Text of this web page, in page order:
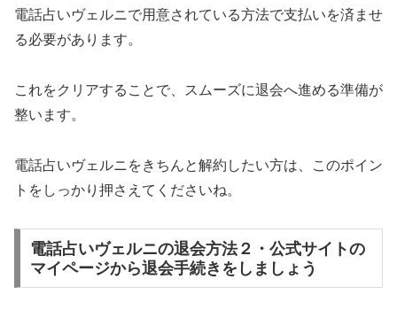
電話占いヴェルニで用意されている方法で支払いを済ませ
る必要があります。
これをクリアすることで、スムーズに退会へ進める準備が
整います。
電話占いヴェルニをきちんと解約したい方は、このポイン
トをしっかり押さえてくださいね。
電話占いヴェルニの退会方法２・公式サイトの
マイページから退会手続きをしましょう